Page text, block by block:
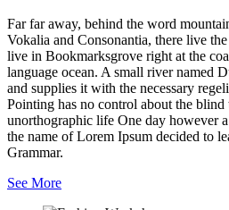
Far far away, behind the word
Vokalia and Consonantia, there live
live in Bookmarksgrove right at the
language ocean. A small river named
and supplies it with the necessary
Pointing has no control about the blind
unorthographic life One day however
the name of Lorem Ipsum decided to
Grammar.
See More